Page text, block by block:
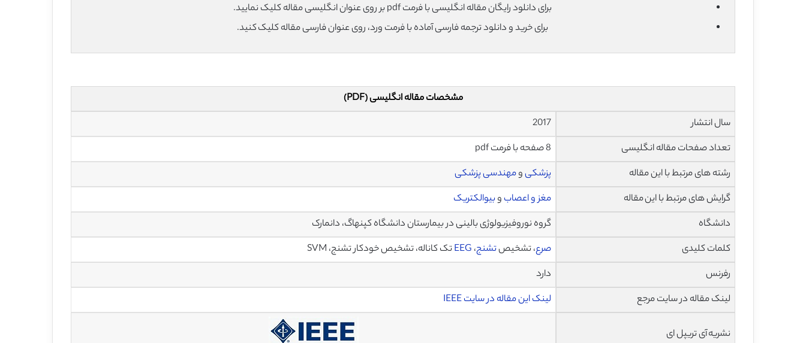
برای دانلود رایگان مقاله انگلیسی با فرمت pdf بر روی عنوان انگلیسی مقاله کلیک نمایید.
برای خرید و دانلود ترجمه فارسی آماده با فرمت ورد، روی عنوان فارسی مقاله کلیک کنید.
مشخصات مقاله انگلیسی (PDF)
سال انتشار
2017
تعداد صفحات مقاله انگلیسی
8 صفحه با فرمت pdf
رشته های مرتبط با این مقاله
پزشکیومهندسی پزشکی
گرایش های مرتبط با این مقاله
مغز و اعصاب وبیوالکتریک
دانشگاه
گروه نوروفیزیولوژی بالینی در بیمارستان دانشگاه کپنهاگ، دانمارک
کلمات کلیدی
صرع، تشخیصتشنج، EEGتک کاناله، تشخیص خودکار تشنج، SVM
رفرنس
دارد
لینک مقاله در سایت مرجع
لینک این مقاله در سایت IEEE
نشریه آی تریپل ای